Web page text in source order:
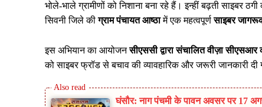
भोले-भाले ग्रामीणों को निशाना बना रहे हैं। इन्हीं बढ़ती साइबर
सिवनी जिले कीग्राम पंचायत आष्ठामें एक महत्वपूर्णसाइबर
इस अभियान का आयोजनसीएससी द्वारा संचालित वीज़ा सीएसआर
को साइबर फ्रॉड से बचाव की व्यावहारिक और जरूरी जानकारी दी
घंसौर: नाग पंचमी के पावन अवसर पर 17